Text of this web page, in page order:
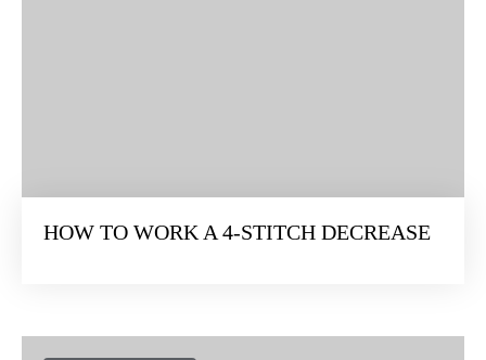
HOW TO WORK A 4-STITCH DECREASE